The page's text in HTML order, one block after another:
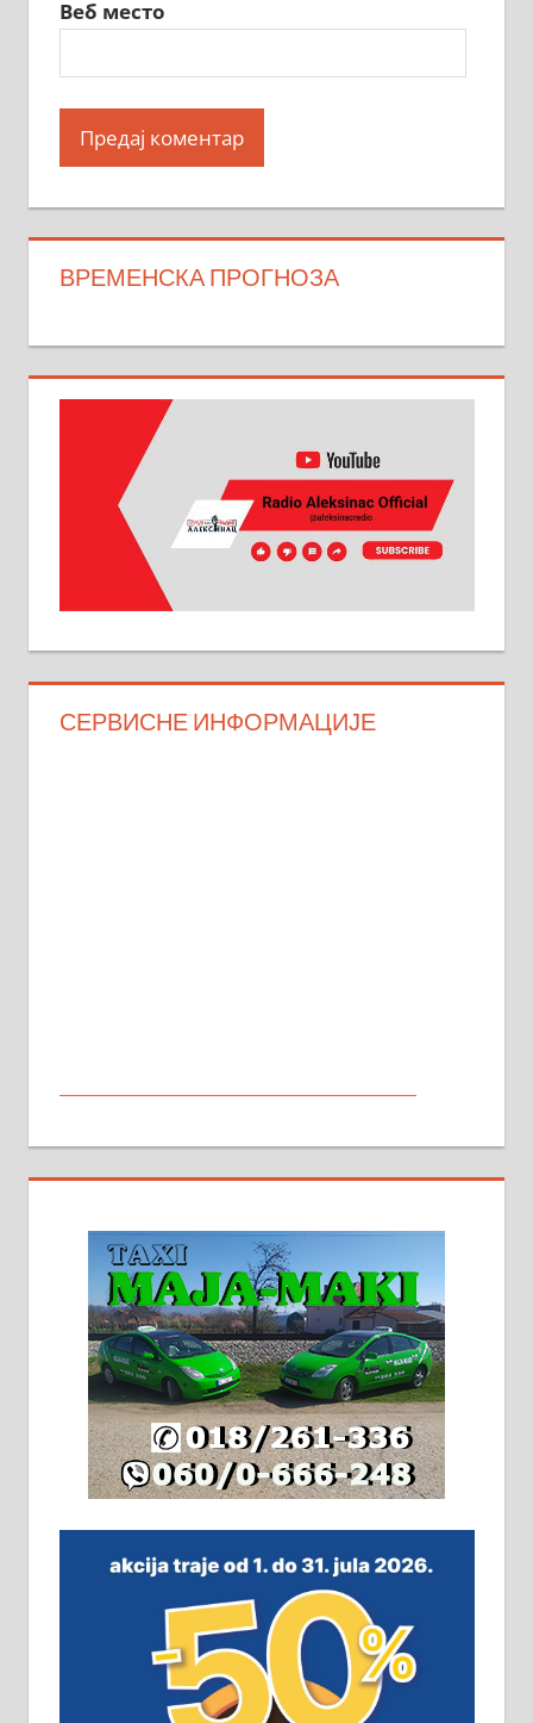
Веб место
ВРЕМЕНСКА ПРОГНОЗА
СЕРВИСНЕ ИНФОРМАЦИЈЕ
стамбене целине једна уз другу.
2х150м2, две гараже, централно
грејање на гас и дрва. Две
адресе. 063/71-74-023
Издајем комплетно опремљену
халу на Житковачком путу, на
плацу површине око 7 ари.
064/321-80-51; 063/102-35-25
м2 са плацем од 8 ари у Зеленом
виру у Алексинцу. Могућа
замена. 064/21-63-584
ПОСЛОВНИ ОГЛАСИ